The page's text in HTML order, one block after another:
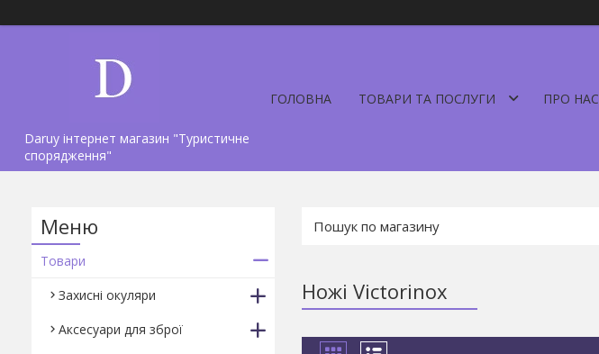
Daruy інтернет магазин "Туристичне
спорядження"
ГОЛОВНА ТОВАРИ ТА ПОСЛУГИ ПРО НАС
Ножі Victorinox
Товари
Захисні окуляри
Аксесуари для зброї